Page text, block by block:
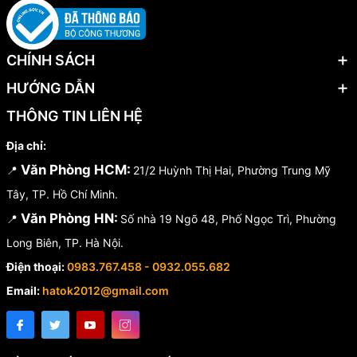
cao, thích hợp cho các tác vụ cắt chính xác với các loại dây kim loại. Với
thiết kế nhỏ gọn, chất liệu bền bỉ và hiệu suất làm việc cao, đây là lựa chọn
hoàn hảo cho cả thợ chuyên nghiệp và người dùng gia đình.
CHÍNH SÁCH
HƯỚNG DẪN
THÔNG TIN LIÊN HỆ
Địa chỉ:
📍 Văn Phòng HCM: 21/2 Huỳnh Thị Hai, Phường Trung Mỹ
Tây, TP. Hồ Chí Minh.
📍 Văn Phòng HN: Số nhà 19 Ngõ 48, Phố Ngọc Trì, Phường
Long Biên, TP. Hà Nội.
Điện thoại:0983.767.458 - 0932.055.682
Email: hatok2012@gmail.com